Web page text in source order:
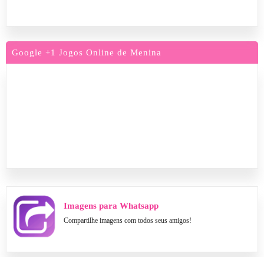
Google +1 Jogos Online de Menina
Imagens para Whatsapp
Compartilhe imagens com todos seus amigos!